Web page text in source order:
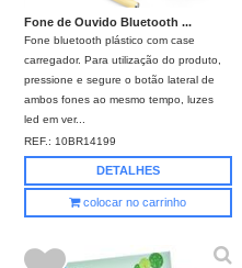
Fone de Ouvido Bluetooth ...
Fone bluetooth plástico com case
carregador. Para utilização do produto,
pressione e segure o botão lateral de
ambos fones ao mesmo tempo, luzes
led em ver...
REF.:10BR14199
DETALHES
colocar no carrinho